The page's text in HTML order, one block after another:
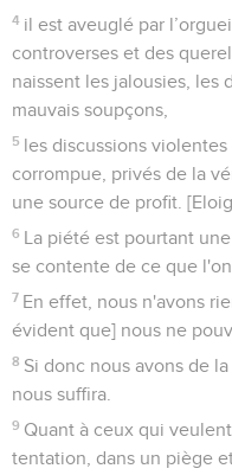
4 il est aveuglé par
controverses et des
naissent les jalousies, les
mauvais soupçons,
5 les discussions
corrompue, privés de la
une source de profit.
6 La piété est pourtant
se contente de ce que l'on
7 En effet, nous n'avons
évident que] nous ne
8 Si donc nous avons de
nous suffira.
9 Quant à ceux qui
tentation, dans un piège